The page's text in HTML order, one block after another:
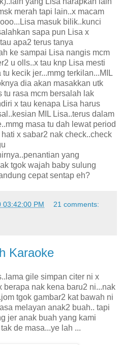
merah tapi lain..x macam
masuk bilik..kunci
sapa pun Lisa x
apa2 terus tanya
ke sampai Lisa nangis mcm
u olls..x tau knp Lisa mesti
kecik jer...mmg terkilan...MIL
dia akan masakkan utk
tu rasa mcm bersalah lak
x tau kenapa Lisa harus
MIL Lisa..terus dalam
masa tu dah lewat period
x sabar2 nak check..check
yang
tgok wajah baby sulung
cepat sentap eh?
03:42:00 PM 21 comments:
Karaoke
gile simpan citer ni x
berapa nak kena baru2 ni...nak
tgok gambar2 kat bawah ni
melayan anak2 buah.. tapi
jer anak buah yang kami
de masa...ye lah ...